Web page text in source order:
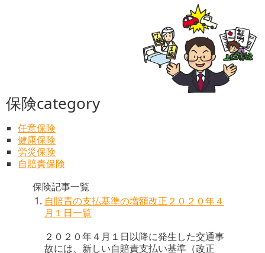
保険category
任意保険
健康保険
労災保険
自賠責保険
保険記事一覧
自賠責の支払基準の増額改正２０２０年４
月１日一覧
２０２０年４月１日以降に発生した交通事
故には、新しい自賠責支払い基準（改正